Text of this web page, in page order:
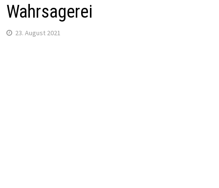
Wahrsagerei
23. August 2021